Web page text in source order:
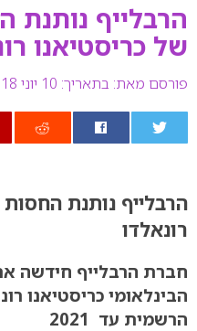
הרבלייף
של כריסטיאנו
פורסם מאת: בתאריך: 10 יוני 2018
הרבלייף נותנת
רונאלדו
חברת הרבלייף חידשה
הבינלאומי כריסטיאנו
הרשמית עד 2021